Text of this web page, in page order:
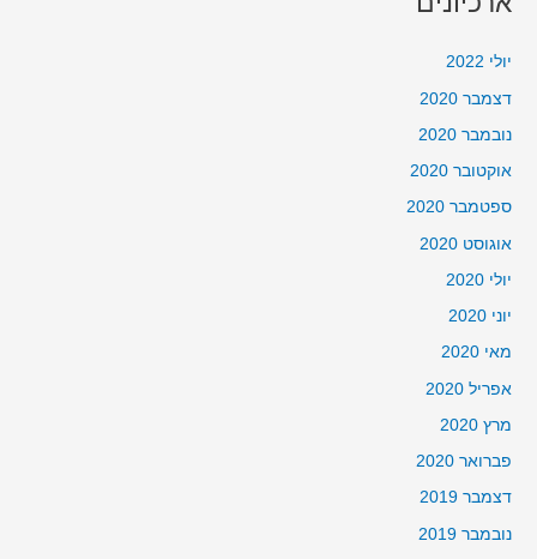
יולי 2022
דצמבר 2020
נובמבר 2020
אוקטובר 2020
ספטמבר 2020
אוגוסט 2020
יולי 2020
יוני 2020
מאי 2020
אפריל 2020
מרץ 2020
פברואר 2020
דצמבר 2019
נובמבר 2019